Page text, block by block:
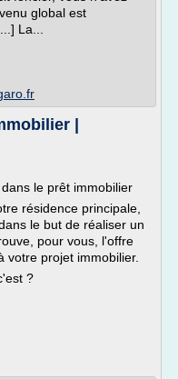
global est
La...
|
le prêt immobilier
résidence principale,
le but de réaliser un
pour vous, l'offre
votre projet immobilier.
?